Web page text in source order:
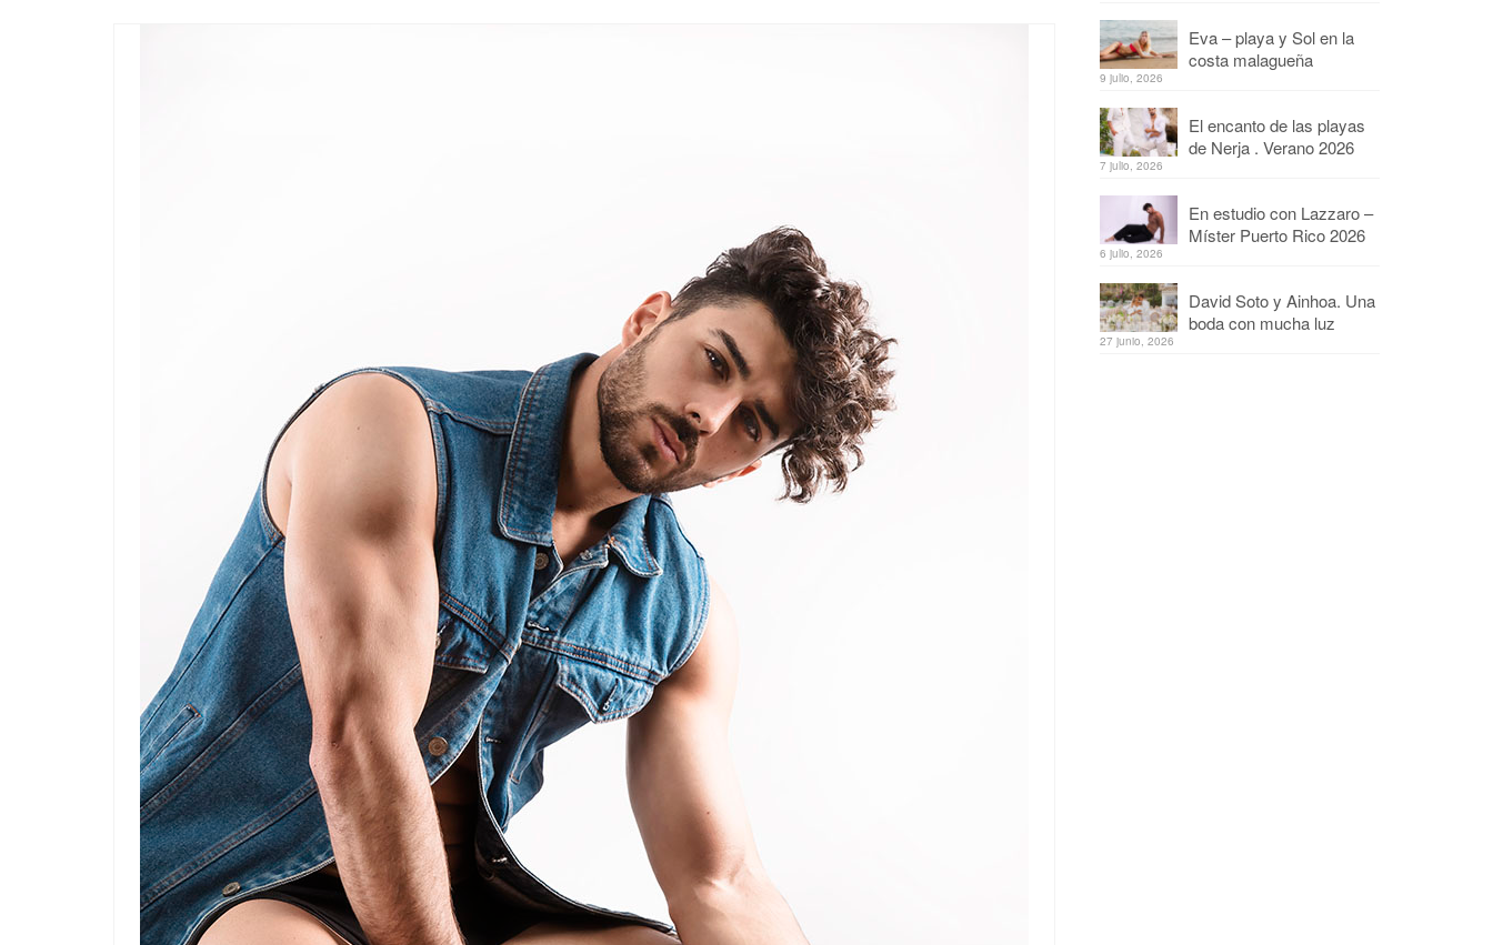
Eva – playa y Sol en la
costa malagueña
9 julio, 2026
El encanto de las playas
de Nerja . Verano 2026
7 julio, 2026
En estudio con Lazzaro –
Míster Puerto Rico 2026
6 julio, 2026
David Soto y Ainhoa. Una
boda con mucha luz
27 junio, 2026